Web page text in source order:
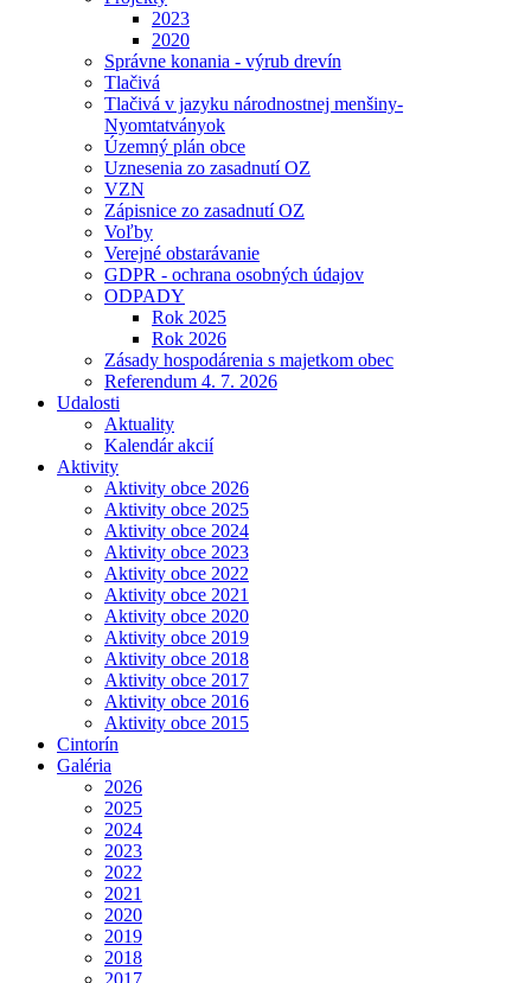
2023
2020
Správne konania - výrub drevín
Tlačivá
Tlačivá v jazyku národnostnej menšiny-
Nyomtatványok
Územný plán obce
Uznesenia zo zasadnutí OZ
VZN
Zápisnice zo zasadnutí OZ
Voľby
Verejné obstarávanie
GDPR - ochrana osobných údajov
ODPADY
Rok 2025
Rok 2026
Zásady hospodárenia s majetkom obec
Referendum 4. 7. 2026
Udalosti
Aktuality
Kalendár akcií
Aktivity
Aktivity obce 2026
Aktivity obce 2025
Aktivity obce 2024
Aktivity obce 2023
Aktivity obce 2022
Aktivity obce 2021
Aktivity obce 2020
Aktivity obce 2019
Aktivity obce 2018
Aktivity obce 2017
Aktivity obce 2016
Aktivity obce 2015
Cintorín
Galéria
2026
2025
2024
2023
2022
2021
2020
2019
2018
2017